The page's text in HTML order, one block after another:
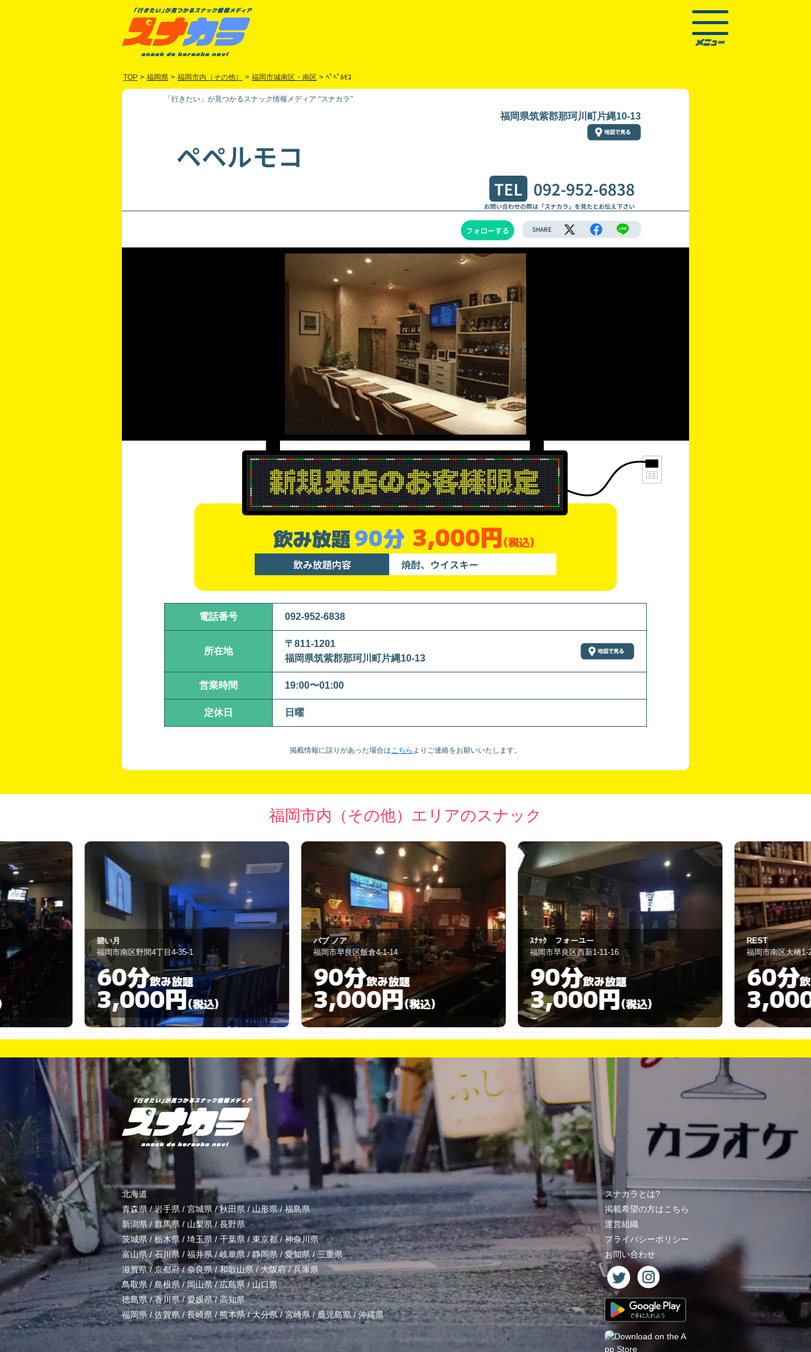
TOP > 福岡県 > 福岡市内（その他） > 福岡市城南区・南区 > ﾍﾟﾍﾟﾙﾓｺ
「行きたい」が見つかるスナック情報メディア “スナカラ”
福岡県筑紫郡那珂川町片縄10-13
ペペルモコ
TEL 092-952-6838
お問い合わせの際は「スナカラ」を見たとお伝え下さい
フォローする SHARE
飲み放題90分 3,000円(税込)
飲み放題内容 焼酎、ウイスキー
電話番号 092-952-6838
所在地
〒811-1201
福岡県筑紫郡那珂川町片縄10-13
営業時間 19:00〜01:00
定休日 日曜
掲載情報に誤りがあった場合はこちら より ご連絡をお願いいたします。
福岡市内（その他）エリアのスナック
パブ ノア
福岡市早良区飯倉4-1-14
90分飲み放題
3,000円(税込)
ｽﾅｯｸ フォーユー
福岡市早良区西新1-11-16
90分飲み放題
3,000円(税込)
REST
福岡市南区大橋1-21-11
60分飲み放題
3,000円(税込)
スナック 若菜
福岡市南区野間
60分
北海道
青森県/岩手県 / 宮城県 /秋田県 /山形県/福島県
新潟県 / 群馬県 / 山梨県/長野県
茨城県 / 栃木県 / 埼玉県/ 千葉県 /東京都/神奈川県
富山県/ 石川県 / 福井県/岐阜県/静岡県/ 愛知県 / 三重県
滋賀県/京都府/奈良県/和歌山県 /大阪府/兵庫県
鳥取県/島根県/岡山県/広島県/山口県
徳島県/香川県/愛媛県/高知県
福岡県/佐賀県/長崎県 /熊本県/大分県/宮崎県/鹿児島県/沖縄県
スナカラとは?
掲載希望の方はこちら
運営組織
プライバシーポリシー
お問い合わせ